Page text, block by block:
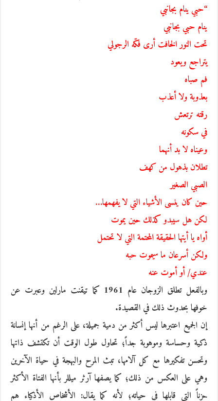
“حبي ينام بجانبي
ينام حبي بجانبي
تحت النور الخافت أرى فكّه الرجولي
يتراجع ويعود
فم صباه
بعذوبة ولا أعذب
رقته ترتعش
في سكونه
وعيناه لا بد أنهما
تطلان بذهول من كهف
الصبي الصغير
حين كان ينسى الأشياء التي لا يفهمها…
لكن هل سيبدو كذلك حين يموت
أواه يا أيتها الحقيقة المحتمة التي لا تحتمل
ولكن أسرعان ما سيموت حبه
عندي/ أو أموت عنه
وبالفعل تطلق الزوجان عام 1961 كما تيقنت مارلين وعبرت عن
خوفها بحدوث ذلك في القصيدة.
إن الجميع اعتبرها ليس أكثر من دمية جميلة، على الرغم من أنها إنسانة
ذكية وحساسة وموهوبة جداً؛ تحاول طول الوقت أن تكتشف ذاتها
وتحسن تفكيرها مع كل آلامها، تبث المرح والبهجة في حياة الآخرين
وهي على العكس من ذلك؛ كما يصفها آرثر ميللر بأنها الفتاة الأكثر
حزناً التي قابلها في حياته؛ لأنه كما يقال: الأشخاص الأذكياء هم